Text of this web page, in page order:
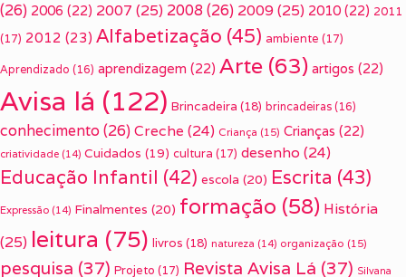
(26) 2006 (22) 2007 (25) 2008(26) 2009(25) 2010 (22) 2011
(17) 2012 (23) Alfabetização (45) ambiente (17)
Aprendizado (16) aprendizagem (22) Arte (63) artigos (22)
Avisa lá (122) Brincadeira (18) brincadeiras (16)
conhecimento(26) Creche (24) Criança (15) Crianças (22)
criatividade (14) Cuidados (19) cultura (17) desenho (24)
Educação Infantil (42) escola (20) Escrita (43)
Expressão (14) Finalmentes (20) formação (58) História
(25) leitura (75) livros (18) natureza (14) organização (15)
pesquisa (37) Projeto (17) Revista Avisa Lá (37) Silvana